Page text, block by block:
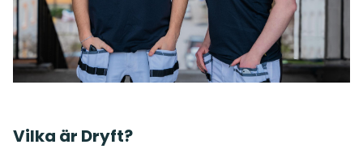
Vilka är Dryft?